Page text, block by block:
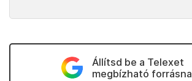
Állítsd be a Telexet
megbízható